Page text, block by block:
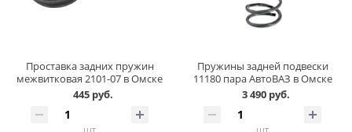
Проставка задних пружин
межвитковая 2101-07 в Омске
445 руб.
Пружины задней подвески
11180 пара АвтоВАЗ в Омске
3 490 руб.